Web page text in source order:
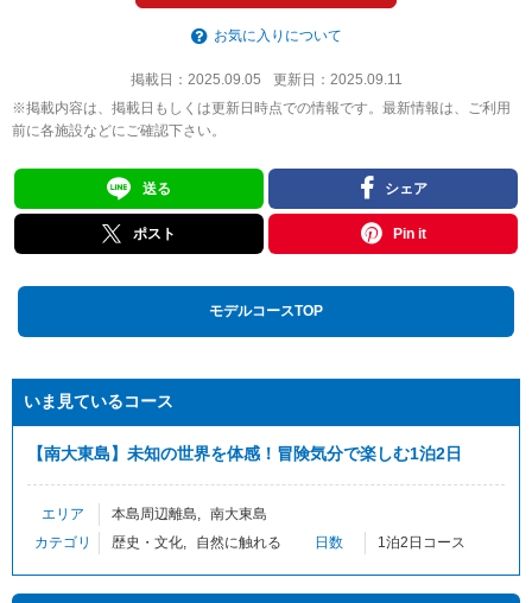
お気に入りについて
掲載日： 2025.09.05 更新日： 2025.09.11
※掲載内容は、掲載日もしくは更新日時点での情報です。最新情報は、ご利用
前に各施設などにご確認下さい。
送る シェア
ポスト Pin it
モデルコースTOP
いま見ているコース
【南大東島】未知の世界を体感！冒険気分で楽しむ1泊2日
エリア 本島周辺離島
南大東島
カテゴリ
歴史・文化 自然に触れる 日数 1泊2日コース